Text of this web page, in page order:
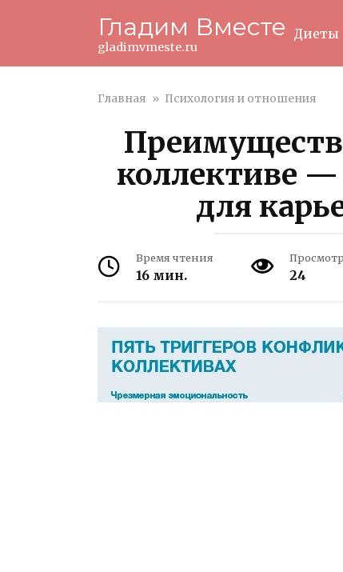
Гладим Вместе
gladimvmeste.ru
Диеты
Главная » Психология и отношения
коллективе
для
Время чтения
16 мин. 24